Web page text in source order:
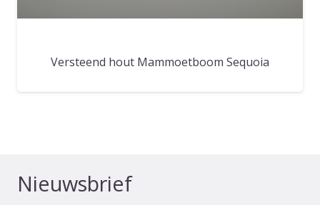
Versteend hout Mammoetboom Sequoia
Nieuwsbrief